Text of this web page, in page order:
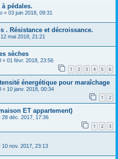
pédales.
« 03 juin 2018, 09:31
. Résistance et décroissance.
12 mai 2018, 21:21
sèches
« 01 févr. 2018, 23:56
1 2 3 4 5 6
énergétique pour maraîchage
« 10 janv. 2018, 00:34
1 2
ET appartement)
28 déc. 2017, 17:36
1 2 3
10 nov. 2017, 23:13